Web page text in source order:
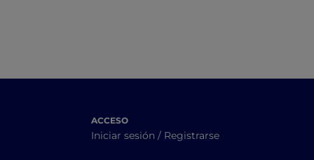
ACCESO
Iniciar sesión / Registrarse